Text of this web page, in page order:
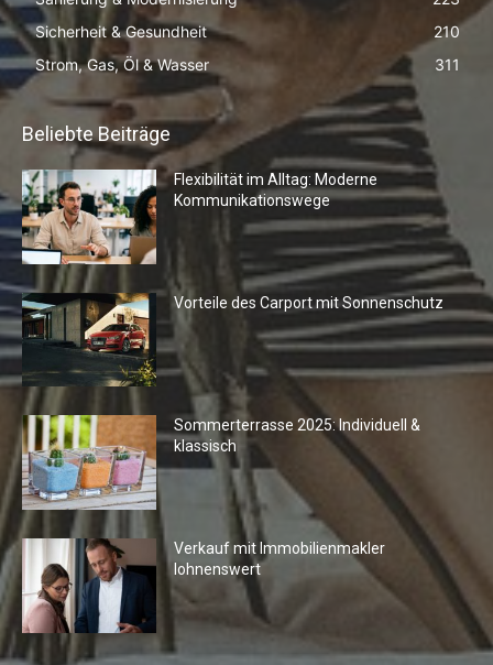
Sicherheit & Gesundheit
210
Strom, Gas, Öl & Wasser
311
Beliebte Beiträge
Flexibilität im Alltag: Moderne
Kommunikationswege
Vorteile des Carport mit Sonnenschutz
Sommerterrasse 2025: Individuell &
klassisch
Verkauf mit Immobilienmakler
lohnenswert